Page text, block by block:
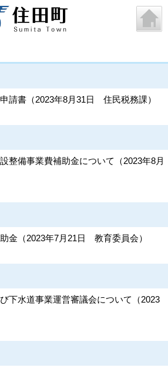
請書 （2023年8月31日 住民税務課）
整備事業費補助金について （2023年8月
金 （2023年7月21日 教育委員会）
下水道事業運営審議会について （2023